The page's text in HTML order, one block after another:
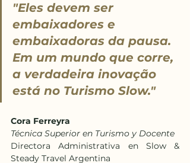
"Eles devem ser
embaixadores e
embaixadoras da pausa.
Em um mundo que corre,
a verdadeira inovação
está no Turismo Slow."
Cora Ferreyra
Técnica Superior en Turismo y Docente
Directora Administrativa en Slow &
Steady Travel Argentina